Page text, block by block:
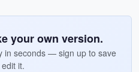
your own version.
in seconds — sign up to save
it.